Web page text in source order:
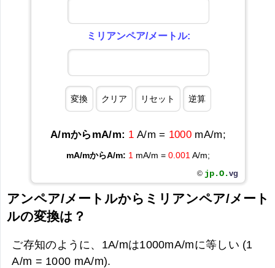
ミリアンペア/メートル:
A/mからmA/m: 1 A/m = 1000 mA/m;
mA/mからA/m: 1 mA/m = 0.001A/m;
© jp.O.vg
アンペア/メートルからミリアンペア/メート
ルの変換は？
ご存知のように、1A/mは1000mA/mに等しい (1
A/m = 1000 mA/m).